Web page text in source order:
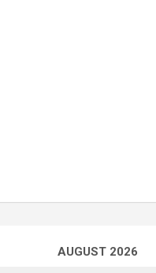
AUGUST 2026